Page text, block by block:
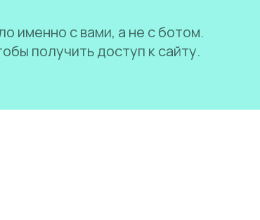
именно с вами, а не с ботом.
получить доступ к сайту.